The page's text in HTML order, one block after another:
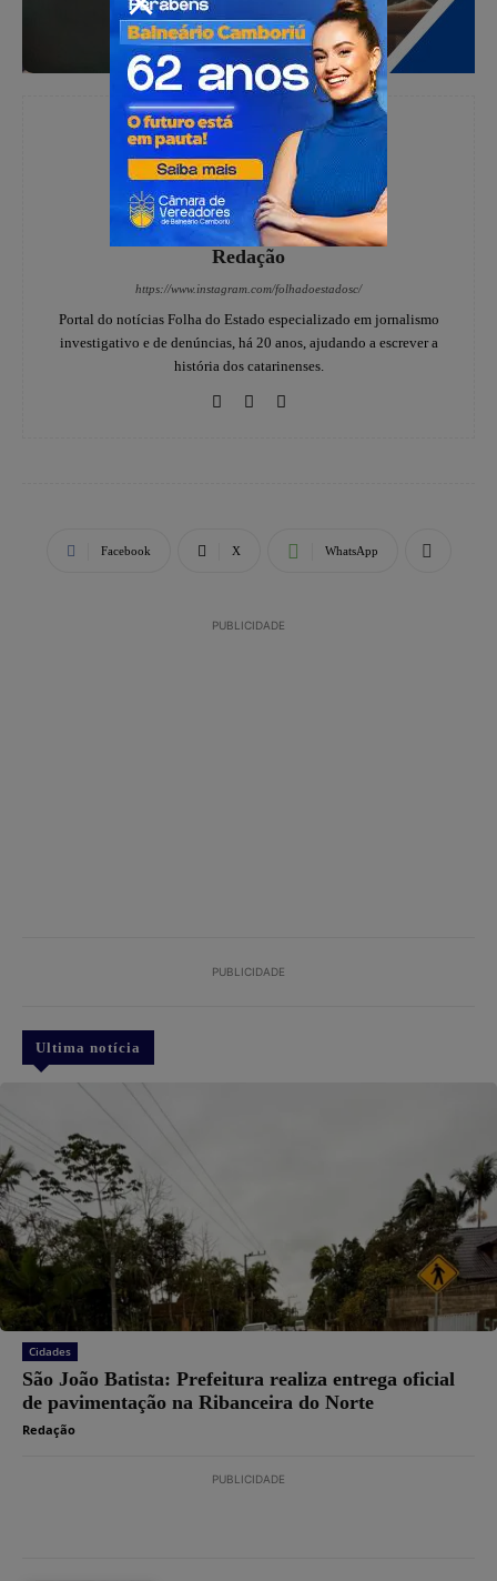
Redação
https://www.instagram.com/folhadoestadosc/
Portal do notícias Folha do Estado especializado em jornalismo
investigativo e de denúncias, há 20 anos, ajudando a escrever a
história dos catarinenses.
Facebook X WhatsApp
PUBLICIDADE
PUBLICIDADE
Ultima notícia
Cidades
São João Batista: Prefeitura realiza entrega oficial
de pavimentação na Ribanceira do Norte
Redação
PUBLICIDADE